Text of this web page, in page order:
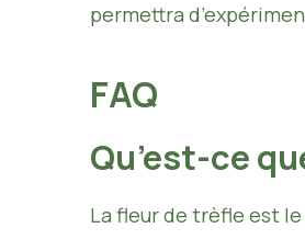
permettra
FAQ
Qu’est-ce
La fleur de trèfle est